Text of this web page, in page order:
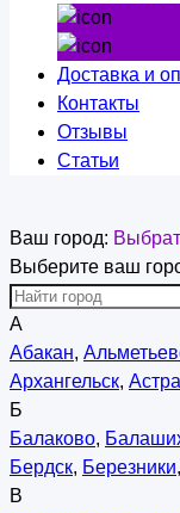
Доставка и
Контакты
Отзывы
Статьи
Ваш город:
Выберите ваш
А
Абакан,
Архангельск,
Б
Балаково,
Бердск, Березники,
В